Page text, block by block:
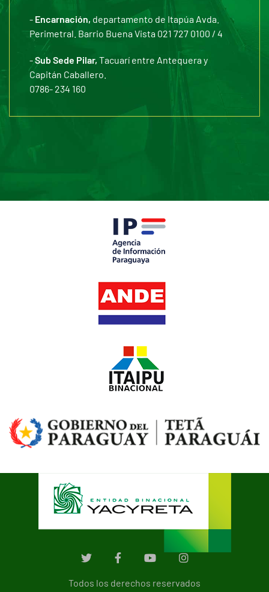
- Encarnación, departamento de Itapúa Avda.
Perimetral. Barrio Buena Vista 021 727 0100 / 4
-Sub Sede Pilar, Tacuarí entre Antequera y
Capitán Caballero.
0786- 234 160
Todos los derechos reservados